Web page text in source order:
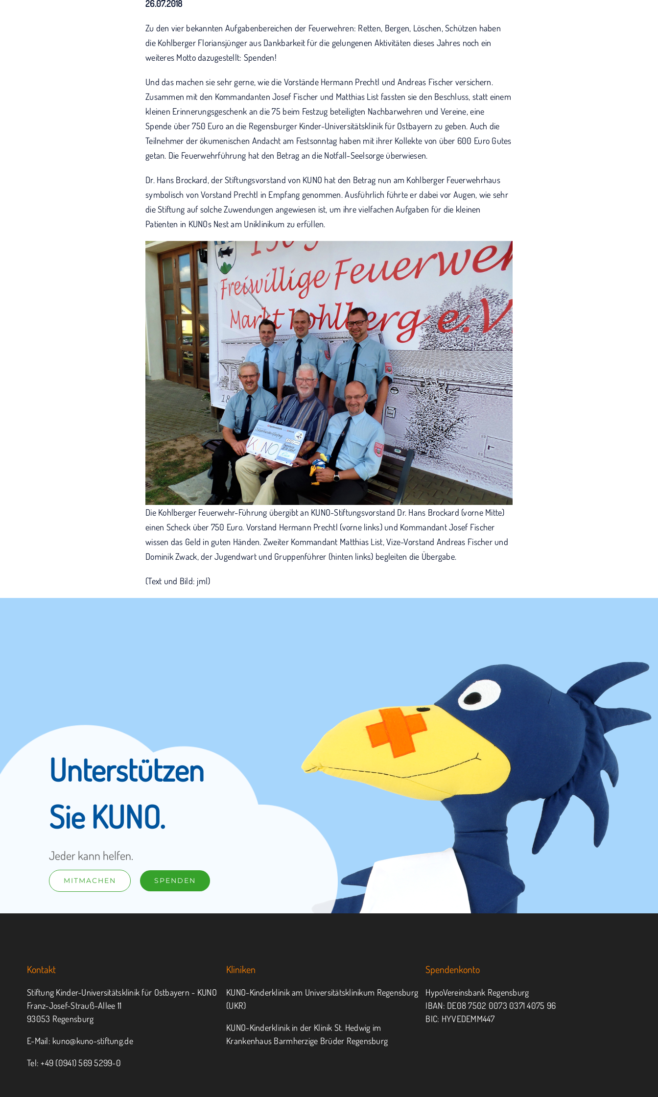
26.07.2018
Zu den vier bekannten Aufgabenbereichen der Feuerwehren: Retten, Bergen, Löschen, Schützen haben
die Kohlberger Floriansjünger aus Dankbarkeit für die gelungenen Aktivitäten dieses Jahres noch ein
weiteres Motto dazugestellt: Spenden!
Und das machen sie sehr gerne, wie die Vorstände Hermann Prechtl und Andreas Fischer versichern.
Zusammen mit den Kommandanten Josef Fischer und Matthias List fassten sie den Beschluss, statt einem
kleinen Erinnerungsgeschenk an die 75 beim Festzug beteiligten Nachbarwehren und Vereine, eine
Spende über 750 Euro an die Regensburger Kinder-Universitätsklinik für Ostbayern zu geben. Auch die
Teilnehmer der ökumenischen Andacht am Festsonntag haben mit ihrer Kollekte von über 600 Euro Gutes
getan. Die Feuerwehrführung hat den Betrag an die Notfall-Seelsorge überwiesen.
Dr. Hans Brockard, der Stiftungsvorstand von KUNO hat den Betrag nun am Kohlberger Feuerwehrhaus
symbolisch von Vorstand Prechtl in Empfang genommen. Ausführlich führte er dabei vor Augen, wie sehr
die Stiftung auf solche Zuwendungen angewiesen ist, um ihre vielfachen Aufgaben für die kleinen
Patienten in KUNOs Nest am Uniklinikum zu erfüllen.
Die Kohlberger Feuerwehr-Führung übergibt an KUNO-Stiftungsvorstand Dr. Hans Brockard (vorne Mitte)
einen Scheck über 750 Euro. Vorstand Hermann Prechtl (vorne links) und Kommandant Josef Fischer
wissen das Geld in guten Händen. Zweiter Kommandant Matthias List, Vize-Vorstand Andreas Fischer und
Dominik Zwack, der Jugendwart und Gruppenführer (hinten links) begleiten die Übergabe.
(Text und Bild: jml)
Unterstützen
Sie KUNO.
Jeder kann helfen.
MITMACHEN SPENDEN
Kontakt
Stiftung Kinder-Universitätsklinik für Ostbayern - KUNO
Franz-Josef-Strauß-Allee 11
93053 Regensburg
E-Mail: kuno@kuno-stiftung.de
Tel: +49 (0941) 569 5299-0
Kliniken
KUNO-Kinderklinik am Universitätsklinikum Regensburg
(UKR)
KUNO-Kinderklinik in der Klinik St. Hedwig im
Krankenhaus Barmherzige Brüder Regensburg
Spendenkonto
HypoVereinsbank Regensburg
IBAN: DE08 7502 0073 0371 4075 96
BIC: HYVEDEMM447